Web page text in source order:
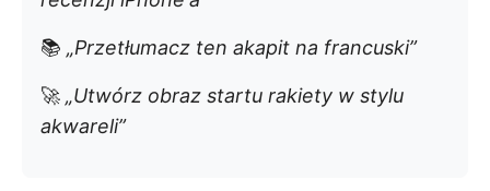
📚 „Przetłumacz ten akapit na francuski”
🚀 „Utwórz obraz startu rakiety w stylu
akwareli”